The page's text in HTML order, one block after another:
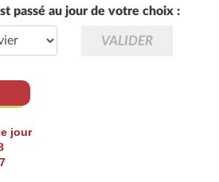
passé au jour de votre choix :
jour